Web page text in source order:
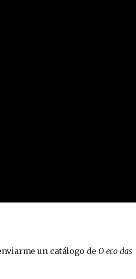
un catálogo de O eco das